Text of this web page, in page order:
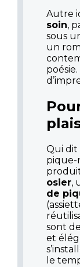
Autre
soin,
sous
un
poésie.
Qui dit
pique-
osier,
de
sont
et
le